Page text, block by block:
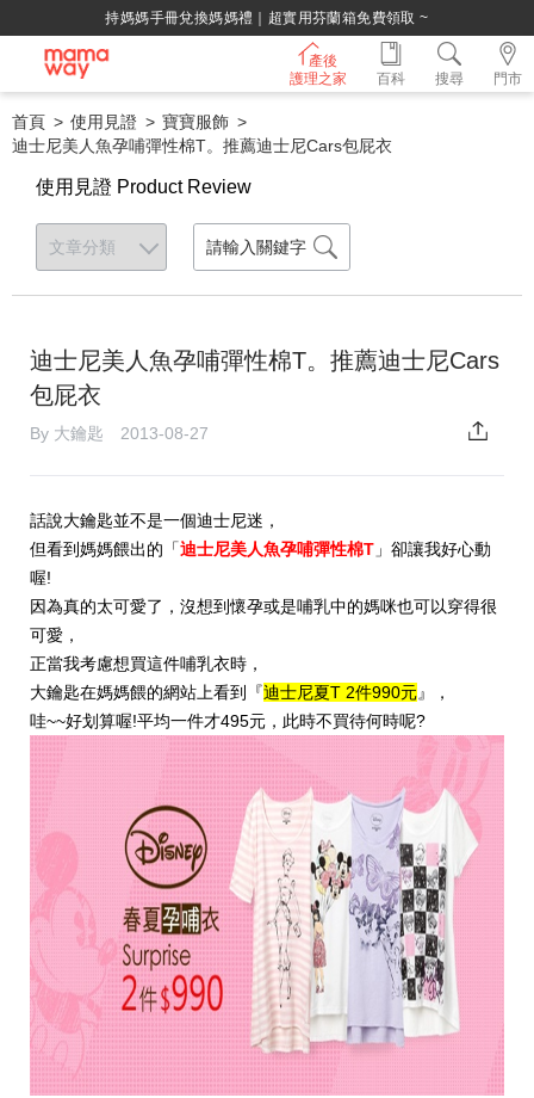
持媽媽手冊兌換媽媽禮｜超實用芬蘭箱免費領取 ~
產後
護理之家
門市
百科 搜尋
首頁 使用見證
寶寶服飾
迪士尼美人魚孕哺彈性棉T。推薦迪士尼Cars包屁衣
使用見證 Product Review
迪士尼美人魚孕哺彈性棉T。推薦迪士尼Cars
包屁衣
By 大鑰匙 2013-08-27
話說大鑰匙並不是一個迪士尼迷，
但看到媽媽餵出的「迪士尼美人魚孕哺彈性棉T 」卻讓我好心動
喔!
因為真的太可愛了，沒想到懷孕或是哺乳中的媽咪也可以穿得很
可愛，
正當我考慮想買這件哺乳衣時，
大鑰匙在媽媽餵的網站上看到『迪士尼夏T 2件990元』，
哇~~好划算喔!平均一件才495元，此時不買待何時呢?